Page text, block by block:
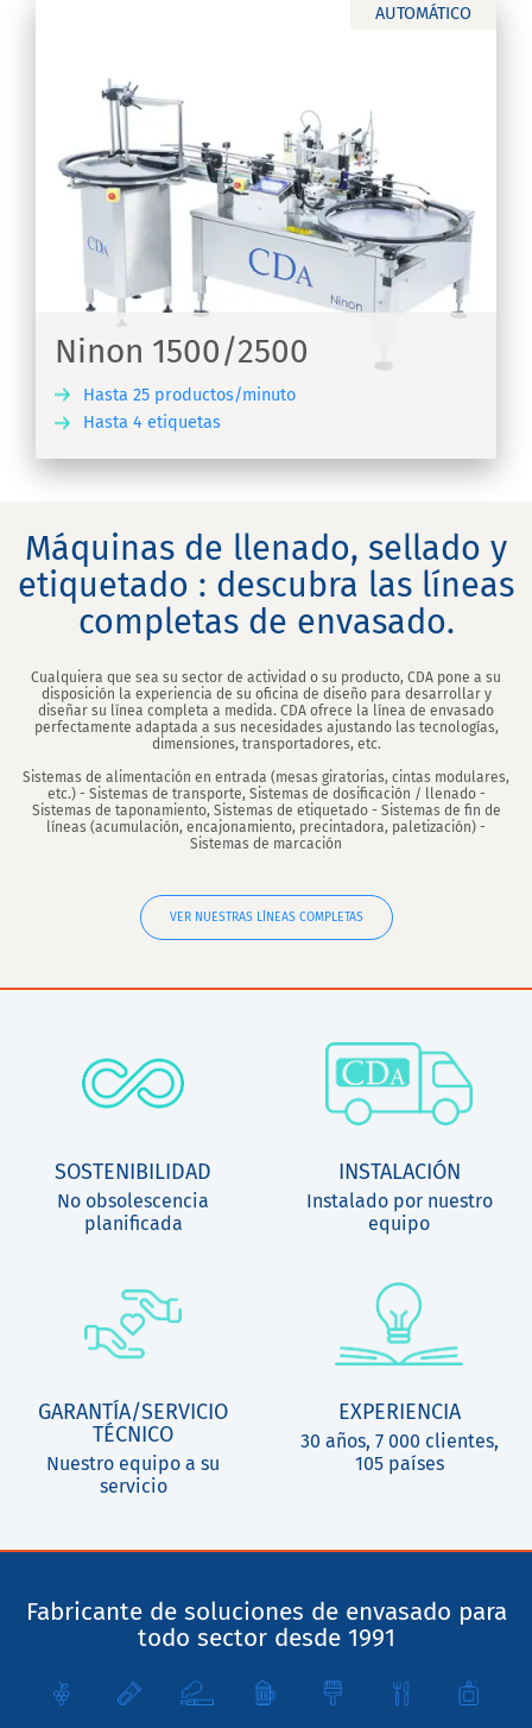
AUTOMÁTICO
Ninon 1500/2500
Hasta 25 productos/minuto
Hasta 4 etiquetas
Máquinas de llenado, sellado y
etiquetado : descubra las líneas
completas de envasado.
Cualquiera que sea su sector de actividad o su producto, CDA pone a su
disposición la experiencia de su oficina de diseño para desarrollar y
diseñar su línea completa a medida. CDA ofrece la línea de envasado
perfectamente adaptada a sus necesidades ajustando las tecnologías,
dimensiones, transportadores, etc.
Sistemas de alimentación en entrada (mesas giratorias, cintas modulares,
etc.) - Sistemas de transporte, Sistemas de dosificación / llenado -
Sistemas de taponamiento, Sistemas de etiquetado - Sistemas de fin de
líneas (acumulación, encajonamiento, precintadora, paletización) -
Sistemas de marcación
VER NUESTRAS LÍNEAS COMPLETAS
SOSTENIBILIDAD
No obsolescencia
planificada
INSTALACIÓN
Instalado por nuestro
equipo
GARANTÍA/SERVICIO
TÉCNICO
Nuestro equipo a su
servicio
EXPERIENCIA
30 años, 7 000 clientes,
105 países
Fabricante de soluciones de envasado para
todo sector desde 1991